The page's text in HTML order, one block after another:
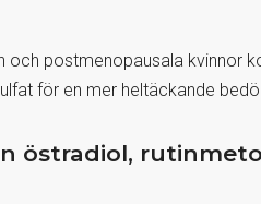
och postmenopausala kvinnor
för en mer heltäckande
östradiol,